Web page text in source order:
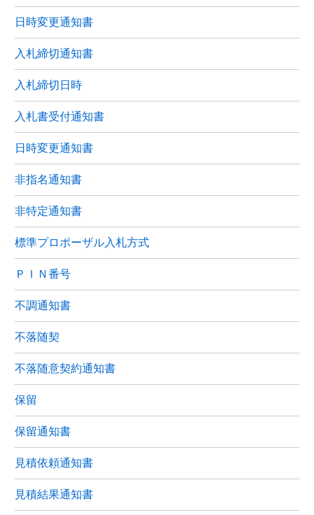
日時変更通知書
入札締切通知書
入札締切日時
入札書受付通知書
日時変更通知書
非指名通知書
非特定通知書
標準プロポーザル入札方式
ＰＩＮ番号
不調通知書
不落随契
不落随意契約通知書
保留
保留通知書
見積依頼通知書
見積結果通知書